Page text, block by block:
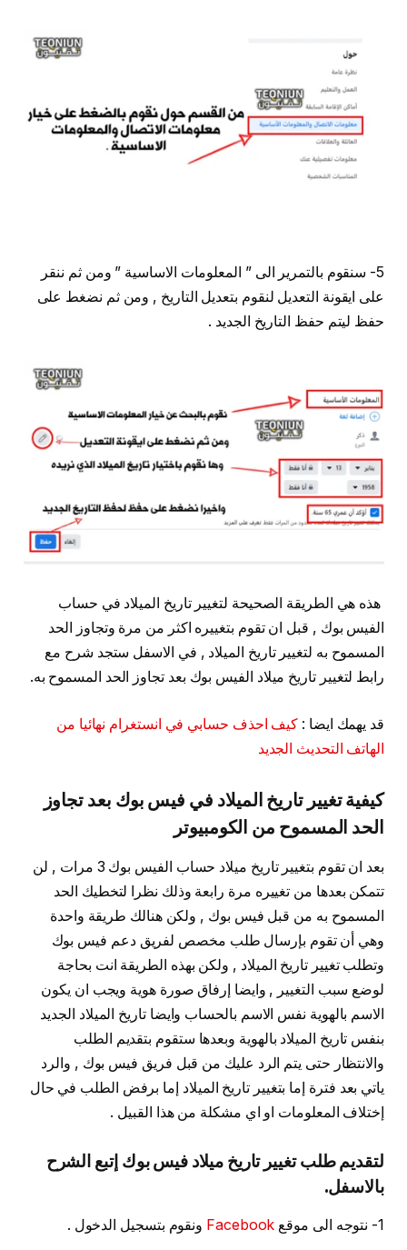
5- سنقوم بالتمرير الى ” المعلومات الاساسية ” ومن ثم ننقر
على ايقونة التعديل لنقوم بتعديل التاريخ , ومن ثم نضغط على
حفظ ليتم حفظ التاريخ الجديد .
هذه هي الطريقة الصحيحة لتغيير تاريخ الميلاد في حساب
الفيس بوك , قبل ان تقوم بتغييره اكثر من مرة وتجاوز الحد
المسموح به لتغيير تاريخ الميلاد , في الاسفل ستجد شرح مع
رابط لتغيير تاريخ ميلاد الفيس بوك بعد تجاوز الحد المسموح به.
قد يهمك ايضا : كيف احذف حسابي في انستغرام نهائيا من
الهاتف التحديث الجديد
كيفية تغيير تاريخ الميلاد في فيس بوك بعد تجاوز
الحد المسموح من الكومبيوتر
بعد ان تقوم بتغيير تاريخ ميلاد حساب الفيس بوك 3 مرات , لن
تتمكن بعدها من تغييره مرة رابعة وذلك نظرا لتخطيك الحد
المسموح به من قبل فيس بوك , ولكن هنالك طريقة واحدة
وهي أن تقوم بإرسال طلب مخصص لفريق دعم فيس بوك
وتطلب تغيير تاريخ الميلاد , ولكن بهذه الطريقة انت بحاجة
لوضع سبب التغيير , وايضا إرفاق صورة هوية ويجب ان يكون
الاسم بالهوية نفس الاسم بالحساب وايضا تاريخ الميلاد الجديد
بنفس تاريخ الميلاد بالهوية وبعدها ستقوم بتقديم الطلب
والانتظار حتى يتم الرد عليك من قبل فريق فيس بوك , والرد
ياتي بعد فترة إما بتغيير تاريخ الميلاد إما برفض الطلب في حال
إختلاف المعلومات او اي مشكلة من هذا القبيل .
لتقديم طلب تغيير تاريخ ميلاد فيس بوك إتبع الشرح
بالاسفل.
1- نتوجه الى موقع Facebook ونقوم بتسجيل الدخول .